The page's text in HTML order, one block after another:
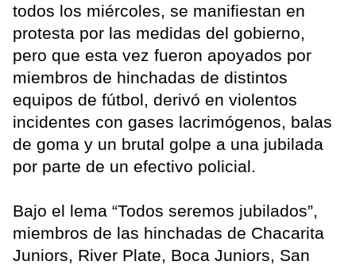
todos los miércoles, se manifiestan en
protesta por las medidas del gobierno,
pero que esta vez fueron apoyados por
miembros de hinchadas de distintos
equipos de fútbol, derivó en violentos
incidentes con gases lacrimógenos, balas
de goma y un brutal golpe a una jubilada
por parte de un efectivo policial.
Bajo el lema “Todos seremos jubilados”,
miembros de las hinchadas de Chacarita
Juniors, River Plate, Boca Juniors, San